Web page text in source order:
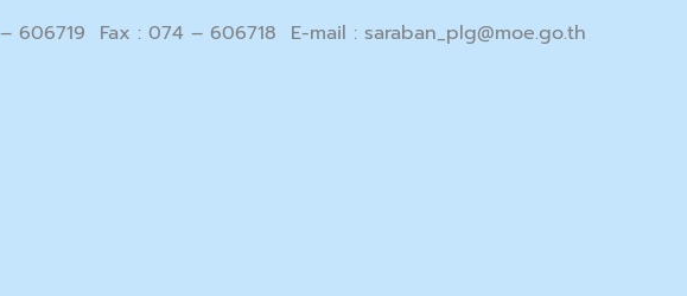
606719 Fax : 074 – 606718 E-mail : saraban_plg@moe.go.th